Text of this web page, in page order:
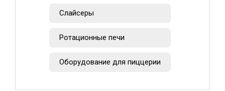
Слайсеры
Ротационные печи
Оборудование для пиццерии